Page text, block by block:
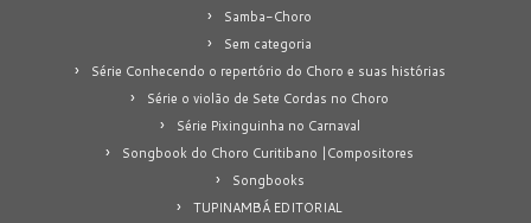
Samba-Choro
Sem categoria
Série Conhecendo o repertório do Choro e suas histórias
Série o violão de Sete Cordas no Choro
Série Pixinguinha no Carnaval
Songbook do Choro Curitibano |Compositores
Songbooks
TUPINAMBÁ EDITORIAL